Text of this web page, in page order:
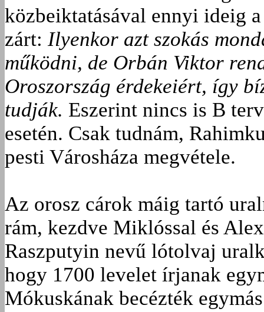
közbeiktatásával ennyi ideig
zárt: Ilyenkor azt szokás
működni, de Orbán Viktor
Oroszország érdekeiért, így
tudják. Eszerint nincs is B
esetén. Csak tudnám,
pesti Városháza megvétele.
Az orosz cárok máig tartó
rám, kezdve Miklóssal és
Raszputyin nevű lótolvaj
hogy 1700 levelet írjanak
Mókuskának becézték